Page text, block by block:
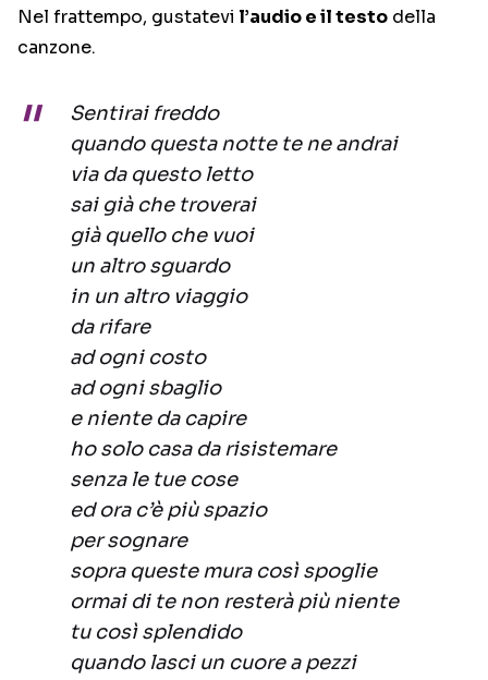
Nel frattempo, gustatevi l’audio e il testo della
canzone.
Sentirai freddo
quando questa notte te ne andrai
via da questo letto
sai già che troverai
già quello che vuoi
un altro sguardo
in un altro viaggio
da rifare
ad ogni costo
ad ogni sbaglio
e niente da capire
ho solo casa da risistemare
senza le tue cose
ed ora c’è più spazio
per sognare
sopra queste mura così spoglie
ormai di te non resterà più niente
tu così splendido
quando lasci un cuore a pezzi